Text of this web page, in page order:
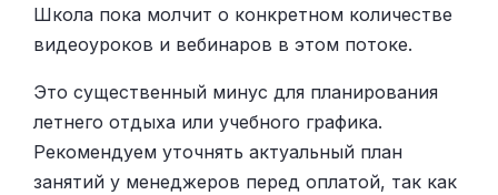
Школа пока молчит о конкретном количестве
видеоуроков и вебинаров в этом потоке.
Это существенный минус для планирования
летнего отдыха или учебного графика.
Рекомендуем уточнять актуальный план
занятий у менеджеров перед оплатой, так как